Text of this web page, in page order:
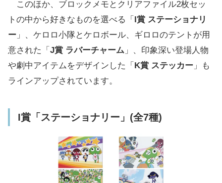
このほか、ブロックメモとクリアファイル2枚セッ
トの中から好きなものを選べる「
I賞 ステーショナリ
ー 」、ケロロ小隊とケロボール、ギロロのテントが用
意された「 J賞 ラバーチャーム 」、印象深い登場人物
や劇中アイテムをデザインした「 K賞 ステッカー 」も
ラインアップされています。
I賞「ステーショナリー」(全7種)